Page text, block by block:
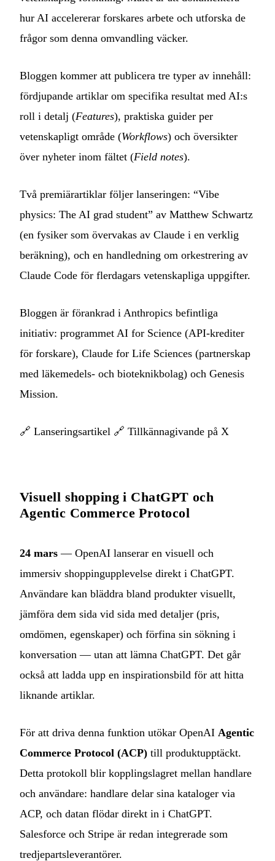
hur AI accelererar forskares arbete och utforska de
frågor som denna omvandling väcker.
Bloggen kommer att publicera tre typer av innehåll:
fördjupande artiklar om specifika resultat med AI:s
roll i detalj (Features), praktiska guider per
vetenskapligt område (Workflows) och översikter
över nyheter inom fältet (Field notes).
Två premiärartiklar följer lanseringen: “Vibe
physics: The AI grad student” av Matthew Schwartz
(en fysiker som övervakas av Claude i en verklig
beräkning), och en handledning om orkestrering av
Claude Code för flerdagars vetenskapliga uppgifter.
Bloggen är förankrad i Anthropics befintliga
initiativ: programmet AI for Science (API-krediter
för forskare), Claude for Life Sciences (partnerskap
med läkemedels- och bioteknikbolag) och Genesis
Mission.
🔗 Lanseringsartikel 🔗 Tillkännagivande på X
Visuell shopping i ChatGPT och
Agentic Commerce Protocol
24 mars — OpenAI lanserar en visuell och
immersiv shoppingupplevelse direkt i ChatGPT.
Användare kan bläddra bland produkter visuellt,
jämföra dem sida vid sida med detaljer (pris,
omdömen, egenskaper) och förfina sin sökning i
konversation — utan att lämna ChatGPT. Det går
också att ladda upp en inspirationsbild för att hitta
liknande artiklar.
För att driva denna funktion utökar OpenAI Agentic
Commerce Protocol (ACP) till produktupptäckt.
Detta protokoll blir kopplingslagret mellan handlare
och användare: handlare delar sina kataloger via
ACP, och datan flödar direkt in i ChatGPT.
Salesforce och Stripe är redan integrerade som
tredjepartsleverantörer.